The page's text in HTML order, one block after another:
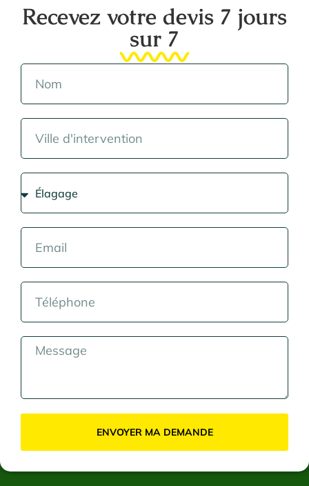
Recevez votre devis 7 jours
sur 7
ENVOYER MA DEMANDE